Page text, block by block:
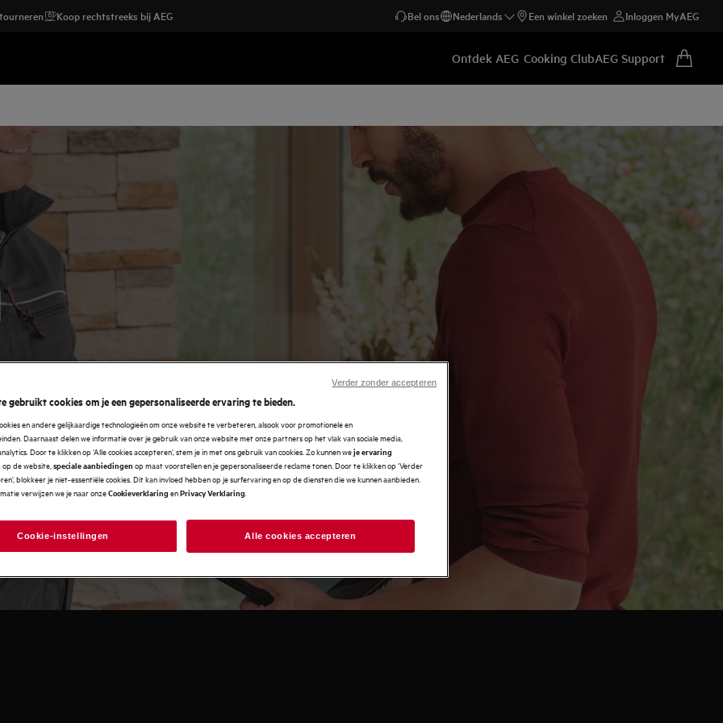
Koop rechtstreeks bij AEG Bel ons Nederlands Een winkel zoeken Inloggen MyAEG
Ontdek AEG Cooking ClubAEG Support
moment dat je rechtstreeks
gerust hart geniet van een
toestel? Kies voor onze
installatieteam zorgt
je nieuwe toestel.
gebruikt cookies om je een gepersonaliseerde ervaring te bieden.
en andere gelijkaardige technologieën om onze website te verbeteren, alsook voor promotionele en
Daarnaast delen we informatie over je gebruik van onze website met onze partners op het vlak van sociale media,
Door te klikken op ‘Alle cookies accepteren’, stem je in met ons gebruik van cookies. Zo kunnen weje ervaring
op de website, speciale aanbiedingen op maat voorstellen en je gepersonaliseerde reclame tonen. Door te klikken op ‘Verder
blokkeer je niet-essentiële cookies. Dit kan invloed hebben op je surfervaring en op de diensten die we kunnen aanbieden.
verwijzen we je naar onzeCookieverklaring enPrivacy Verklaring
Cookie-instellingen Alle cookies accepteren
Verder zonder accepteren